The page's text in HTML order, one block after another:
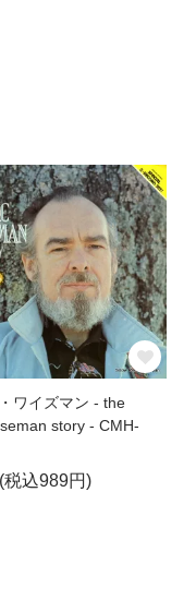
ワイズマン - the
story - CMH-
税込989円)